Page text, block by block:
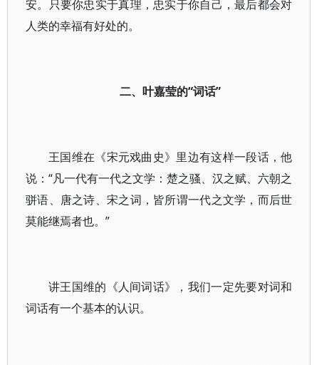
安。只要你忠实于真理，忠实于你自己，最后都会对
人类的幸福有好处的。
二、叶嘉莹的“词话”
王国维在《宋元戏曲史》里边有这样一段话，他
说：“凡一代有一代之文学：楚之骚、汉之赋、六朝之
骈语、唐之诗、宋之词，皆所谓一代之文学，而后世
莫能继焉者也。”
讲王国维的《人间词话》，我们一定先要对词和
词话有一个基本的认识。